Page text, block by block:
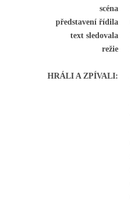
scéna
představení řídila
text sledovala
režie
HRÁLI A ZPÍVALI: